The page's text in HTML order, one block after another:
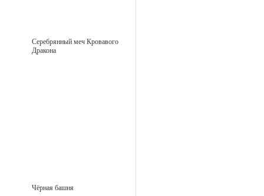
Серебрянный меч Кровавого
Дракона
Чёрная башня